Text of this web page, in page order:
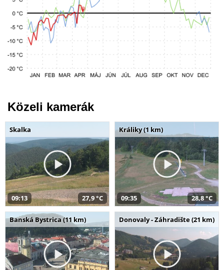
Közeli kamerák
Skalka
09:13 27,9 °C
Králiky (1 km)
09:35 28,8 °C
Banská Bystrica (11 km) Donovaly - Záhradište (21 km)